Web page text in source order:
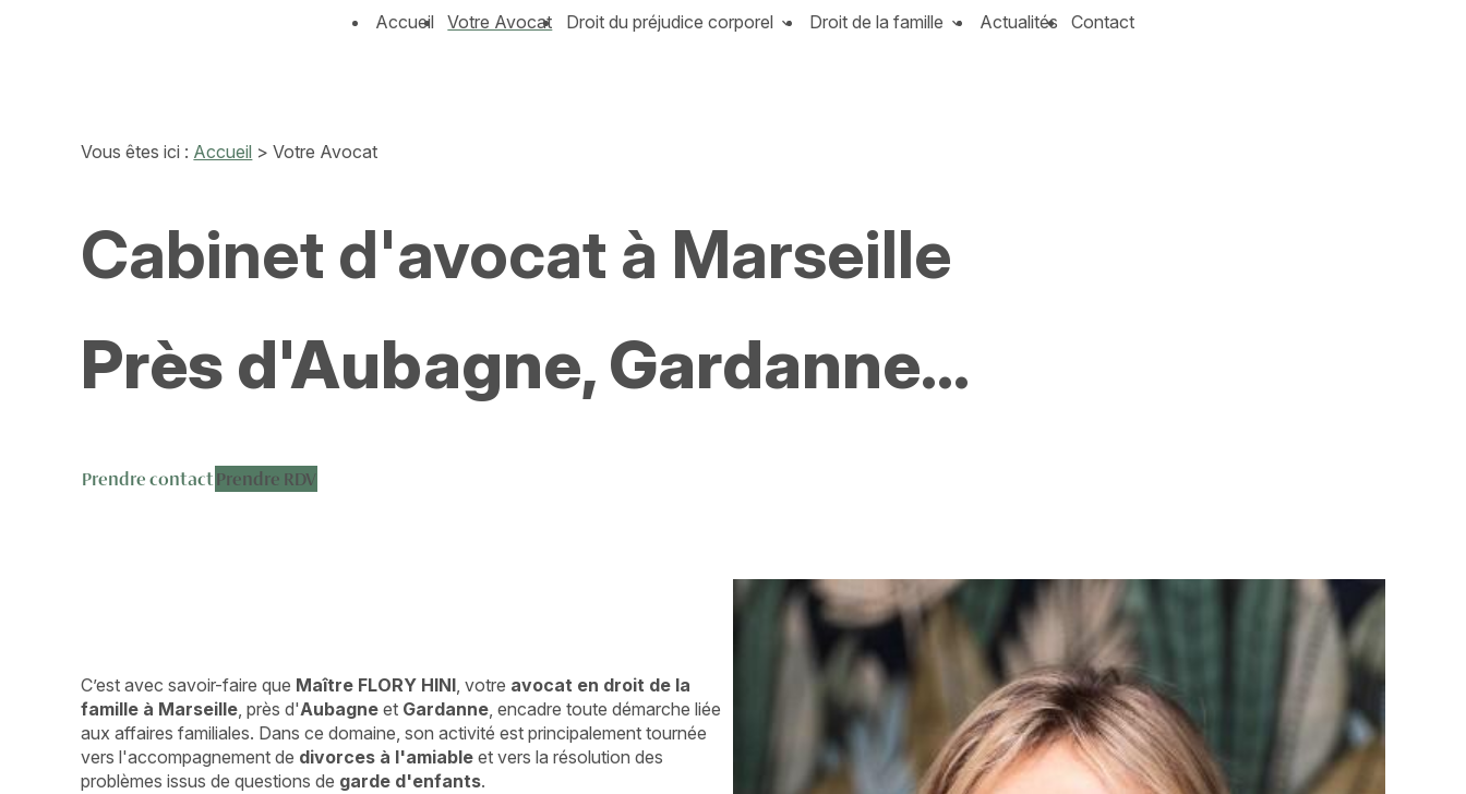
Accueil Votre Avocat Droit du préjudice corporel Droit de la famille Actualités Contact
Vous êtes ici : Accueil > Votre Avocat
Cabinet d'avocat à Marseille
Près d'Aubagne, Gardanne...
Prendre contactPrendre RDV
C’est avec savoir-faire que Maître FLORY HINI, votre avocat en droit de la
famille à Marseille, près d'Aubagne et Gardanne, encadre toute démarche liée
aux affaires familiales. Dans ce domaine, son activité est principalement tournée
vers l'accompagnement de divorces à l'amiable et vers la résolution des
problèmes issus de questions de garde d'enfants.